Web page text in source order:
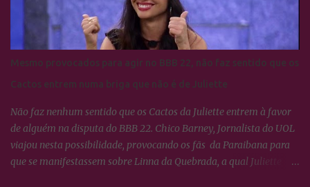
Mesmo provocados para agir no BBB 22, não faz sentido que os
Cactos entrem numa briga que não é de Juliette
Não faz nenhum sentido que os Cactos da Juliette entrem à favor
de alguém na disputa do BBB 22. Chico Barney, Jornalista do UOL
viajou nesta possibilidade, provocando os fãs da Paraibana para
que se manifestassem sobre Linna da Quebrada, a qual Juliette